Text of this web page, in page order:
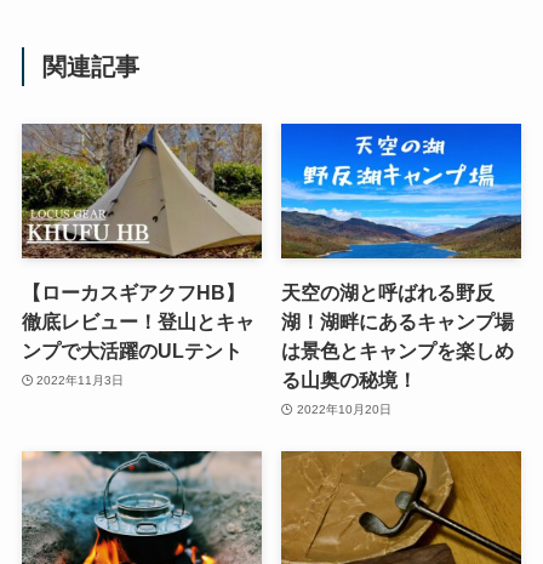
関連記事
【ローカスギアクフHB】
徹底レビュー！登山とキャ
ンプで大活躍のULテント
2022年11月3日
天空の湖と呼ばれる野反
湖！湖畔にあるキャンプ場
は景色とキャンプを楽しめ
る山奥の秘境！
2022年10月20日